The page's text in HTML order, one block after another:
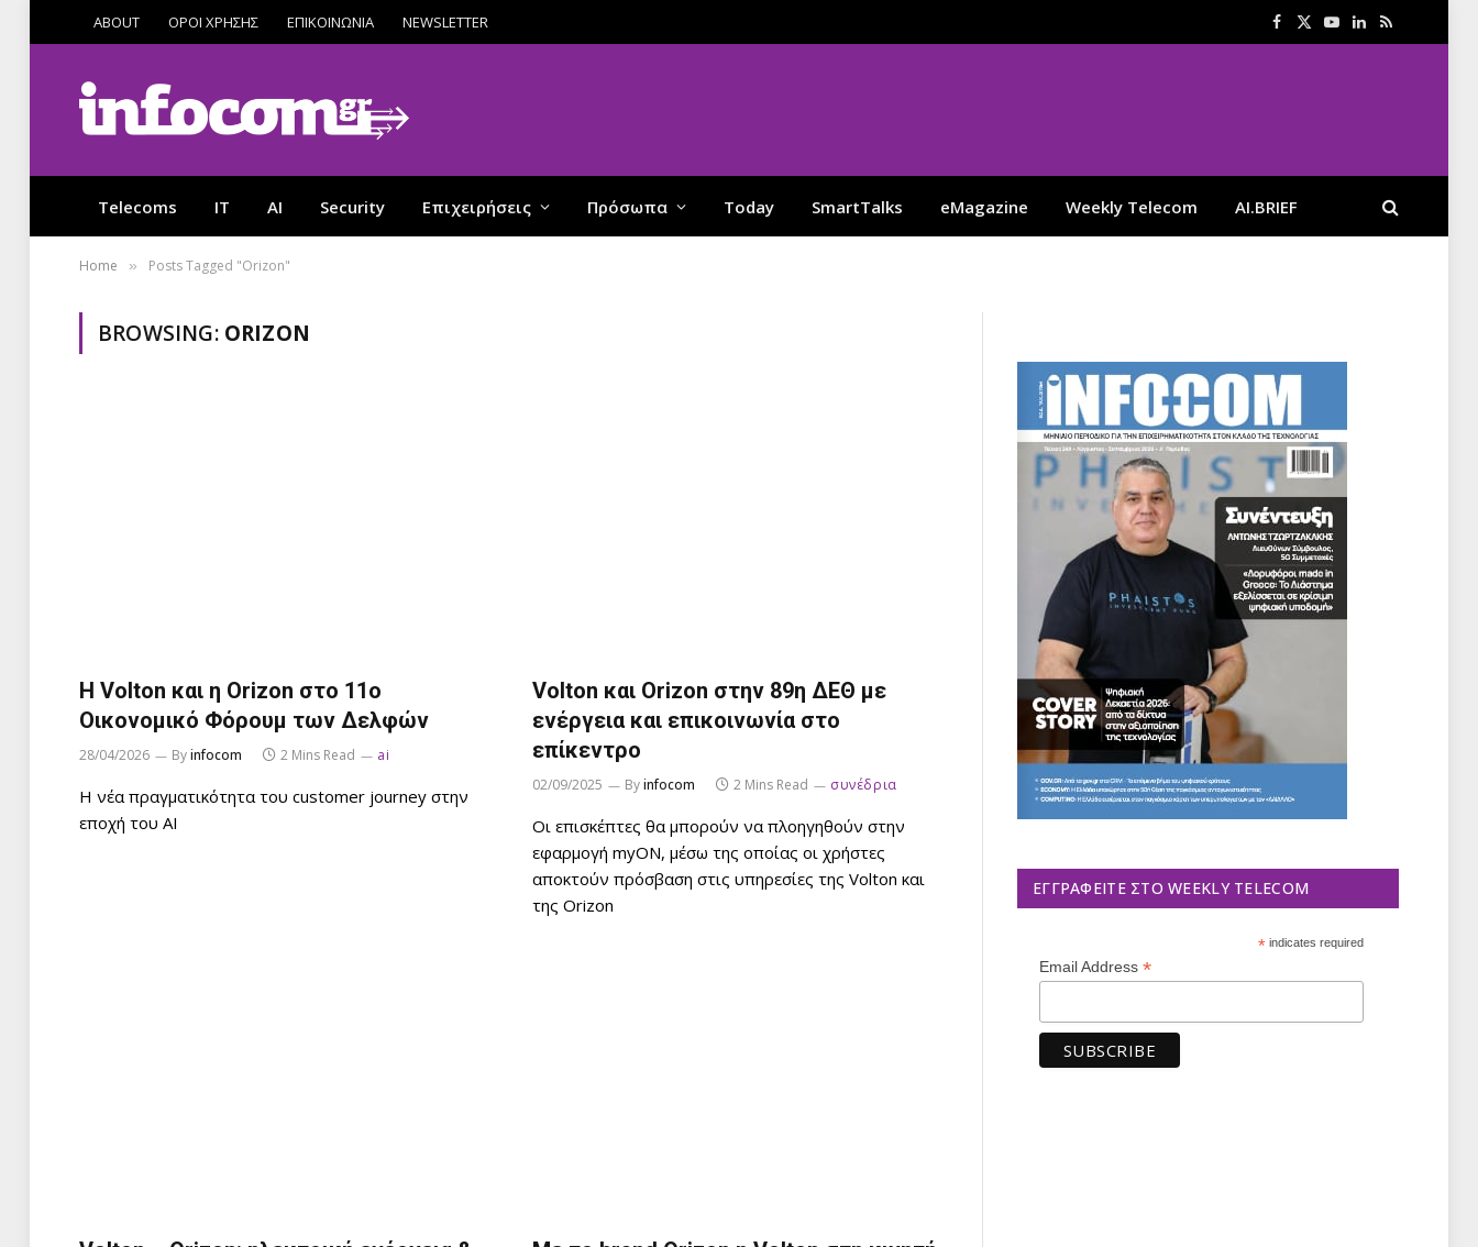
ABOUT ΟΡΟΙ ΧΡΗΣΗΣ ΕΠΙΚΟΙΝΩΝΙΑ NEWSLETTER Facebook
X
YouTube
LinkedIn
RSS
Telecoms IT AI Security Επιχειρήσεις Πρόσωπα Today SmartTalks eMagazine Weekly Telecom AI.BRIEF
Home » Posts Tagged "Orizon"
BROWSING: ORIZON
Η Volton και η Orizon στο 11ο
Οικονομικό Φόρουμ των Δελφών
28/04/2026 Byinfocom 2 Mins Read ai
Η νέα πραγματικότητα του customer journey στην
εποχή του AI
Volton και Orizon στην 89η ΔΕΘ με
ενέργεια και επικοινωνία στο
επίκεντρο
02/09/2025 Byinfocom 2 Mins Read συνέδρια
Οι επισκέπτες θα μπορούν να πλοηγηθούν στην
εφαρμογή myON, μέσω της οποίας οι χρήστες
αποκτούν πρόσβαση στις υπηρεσίες της Volton και
της Orizon
ΕΓΓΡΑΦΕΊΤΕ ΣΤΟ WEEKLY TELECOM
*indicates required
Email Address *